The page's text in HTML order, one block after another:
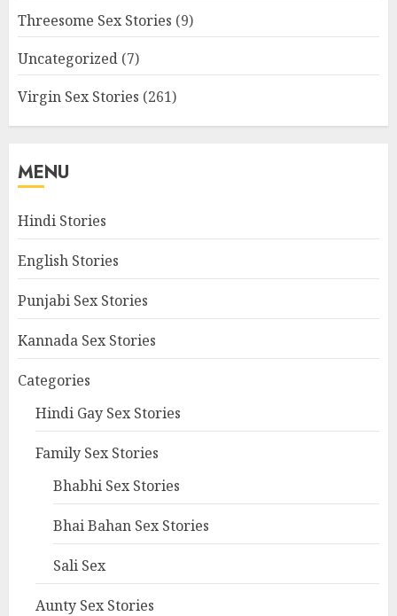
Threesome Sex Stories (9)
Uncategorized (7)
Virgin Sex Stories (261)
MENU
Hindi Stories
English Stories
Punjabi Sex Stories
Kannada Sex Stories
Categories
Hindi Gay Sex Stories
Family Sex Stories
Bhabhi Sex Stories
Bhai Bahan Sex Stories
Sali Sex
Aunty Sex Stories